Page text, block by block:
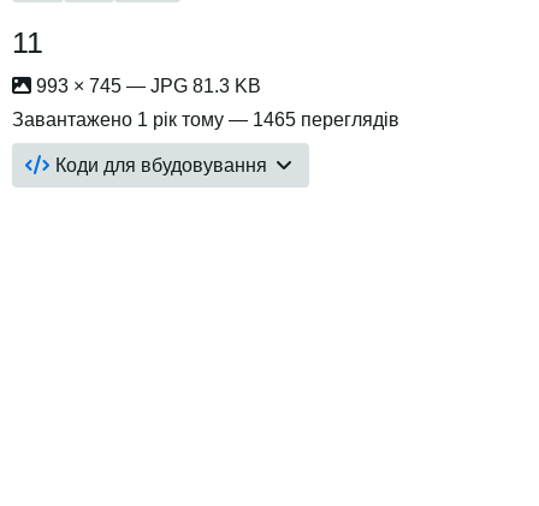
11
993 × 745 — JPG 81.3 KB
Завантажено 1 рік тому — 1465 переглядів
Коди для вбудовування